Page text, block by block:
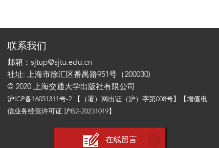
联系我们
邮箱：sjtup@sjtu.edu.cn
社址: 上海市徐汇区番禺路951号（200030)
© 2020 上海交通大学出版社有限公司
沪ICP备16051311号-2 【（署）网出证（沪）字第008号】【增值电
信业务经营许可证 沪B2-20231019】
在线留言